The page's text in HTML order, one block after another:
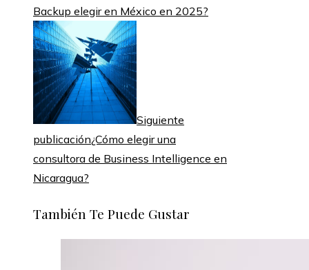
Backup elegir en México en 2025?
Siguiente
publicación¿Cómo elegir una
consultora de Business Intelligence en
Nicaragua?
También Te Puede Gustar